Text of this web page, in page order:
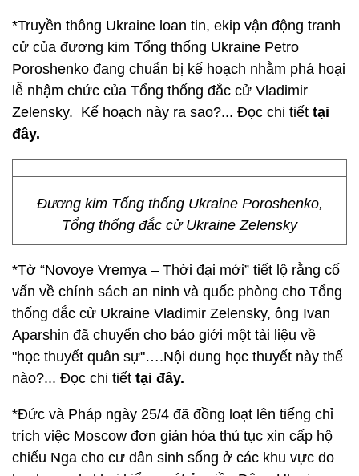
*Truyền thông Ukraine loan tin, ekip vận động tranh
cử của đương kim Tổng thống Ukraine Petro
Poroshenko đang chuẩn bị kế hoạch nhằm phá hoại
lễ nhậm chức của Tổng thống đắc cử Vladimir
Zelensky. Kế hoạch này ra sao?... Đọc chi tiết tại
đây.
Đương kim Tổng thống Ukraine Poroshenko,
Tổng thống đắc cử Ukraine Zelensky
*Tờ “Novoye Vremya – Thời đại mới” tiết lộ rằng cố
vấn về chính sách an ninh và quốc phòng cho Tổng
thống đắc cử Ukraine Vladimir Zelensky, ông Ivan
Aparshin đã chuyển cho báo giới một tài liệu về
"học thuyết quân sự"….Nội dung học thuyết này thế
nào?... Đọc chi tiết tại đây.
*Đức và Pháp ngày 25/4 đã đồng loạt lên tiếng chỉ
trích việc Moscow đơn giản hóa thủ tục xin cấp hộ
chiếu Nga cho cư dân sinh sống ở các khu vực do